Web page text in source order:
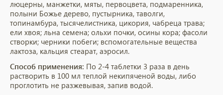
люцерны, манжетки, мяты, первоцвета, подмаренника,
полыни Божье дерево, пустырника, таволги,
топинамбура, тысячелистника, цикория, чабреца трава;
ели хвоя; льна семена; ольхи почки, осины кора; фасоли
створки; черники побеги; вспомогательные вещества
лактоза, кальция стеарат, аэросил.
Способ применения: По 2-4 таблетки 3 раза в день
растворить в 100 мл теплой некипяченой воды, либо
проглотить не разжевывая, запив водой.